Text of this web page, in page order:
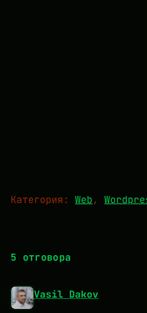
Категория: Web,
5 отговора
Vasil Dakov